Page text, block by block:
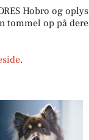
Hobro og
tommel op på
.